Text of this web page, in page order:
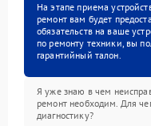
На этапе приема
ремонт вам будет
обязательств на ваше
по ремонту техники, вы
гарантийный талон.
Я уже знаю в чем
ремонт необходим. Для
диагностику?